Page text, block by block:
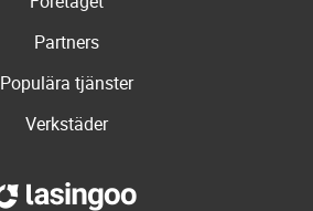
Partners
Populära tjänster
Verkstäder